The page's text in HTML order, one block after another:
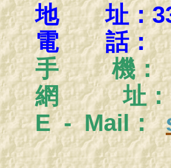
地 址：
電 話：
手 機：
網 址
E - Mail：